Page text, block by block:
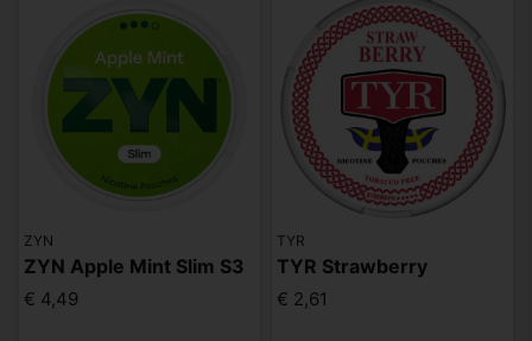
ZYN
ZYN Apple Mint Slim S3
€ 4,49
TYR
TYR Strawberry
€ 2,61